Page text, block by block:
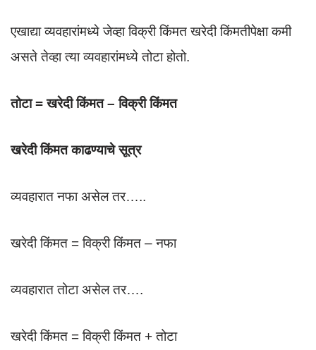
एखाद्या व्यवहारांमध्ये जेव्हा विक्री किंमत खरेदी किंमतीपेक्षा कमी
असते तेव्हा त्या व्यवहारांमध्ये तोटा होतो.
तोटा = खरेदी किंमत – विक्री किंमत
खरेदी किंमत काढण्याचे सूत्र
व्यवहारात नफा असेल तर…..
खरेदी किंमत = विक्री किंमत – नफा
व्यवहारात तोटा असेल तर….
खरेदी किंमत = विक्री किंमत + तोटा